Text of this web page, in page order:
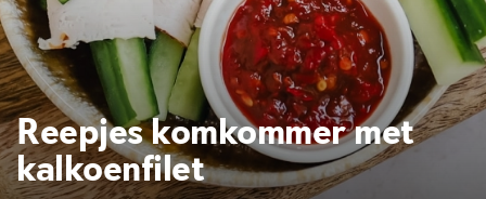
Reepjes komkommer met
kalkoenfilet